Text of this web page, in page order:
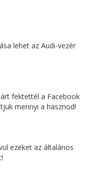
lehet az Audi-vezér
fektettél a Facebook
mennyi a hasznod!
ezeket az általános